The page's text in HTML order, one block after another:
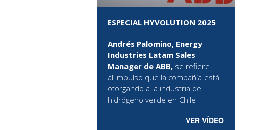
ESPECIAL HYVOLUTION 2025
Andrés Palomino, Energy
Industries Latam Sales
Manager de ABB, se refiere
al impulso que la compañía está
otorgando a la industria del
hidrógeno verde en Chile
VER VÍDEO